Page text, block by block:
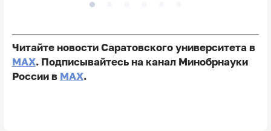
Читайте новости Саратовского университета в
MAX. Подписывайтесь на канал Минобрнауки
России в MAX.